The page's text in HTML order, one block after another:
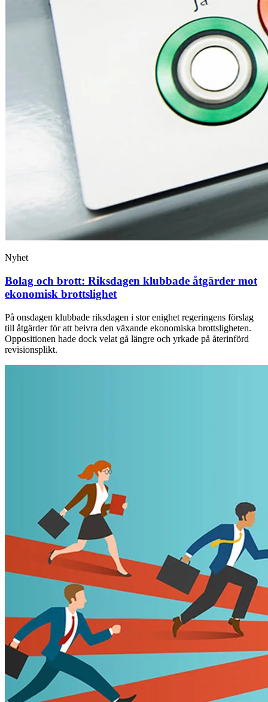
Nyhet
Bolag och brott: Riksdagen klubbade åtgärder mot
ekonomisk brottslighet
På onsdagen klubbade riksdagen i stor enighet regeringens förslag
till åtgärder för att beivra den växande ekonomiska brottsligheten.
Oppositionen hade dock velat gå längre och yrkade på återinförd
revisionsplikt.